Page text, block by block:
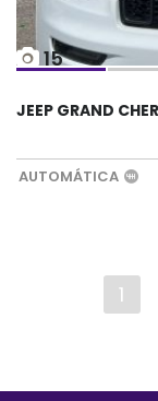
15
AUTOMÁTICA
1